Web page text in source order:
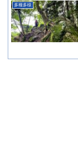
多種多様